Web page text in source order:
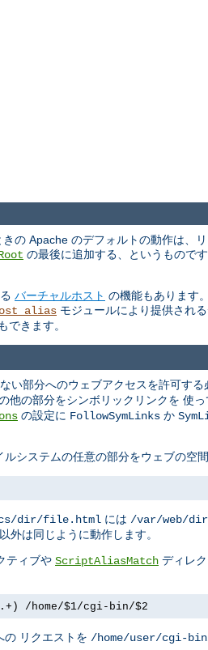
の Apache のデフォルトの動作は、
の最後に追加する、というもので
バーチャルホスト の機能もあります
モジュールにより提供され
できます。
い部分へのウェブアクセスを許可す
他の部分をシンボリックリンクを 使っ
の設定に FollowSymLinks か
システムの任意の部分をウェブの空
dir/file.html には /var/web/
外は同じように動作します。
ティブや ScriptAliasMatch ディレ
/home/$1/cgi-bin/$2
の リクエストを /home/user/cgi-